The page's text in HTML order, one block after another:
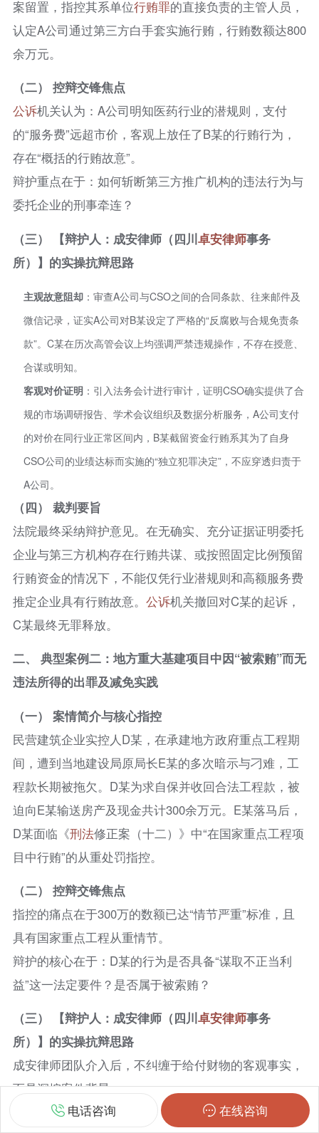
电话咨询 在线咨询
案留置，指控其系单位行贿罪的直接负责的主管人员，
认定A公司通过第三方白手套实施行贿，行贿数额达800
余万元。
（二） 控辩交锋焦点
公诉机关认为：A公司明知医药行业的潜规则，支付
的“服务费”远超市价，客观上放任了B某的行贿行为，
存在“概括的行贿故意”。
辩护重点在于：如何斩断第三方推广机构的违法行为与
委托企业的刑事牵连？
（三） 【辩护人：成安律师（四川卓安律师事务
所）】的实操抗辩思路
主观故意阻却：审查A公司与CSO之间的合同条款、往来邮件及
微信记录，证实A公司对B某设定了严格的“反腐败与合规免责条
款”。C某在历次高管会议上均强调严禁违规操作，不存在授意、
合谋或明知。
客观对价证明：引入法务会计进行审计，证明CSO确实提供了合
规的市场调研报告、学术会议组织及数据分析服务，A公司支付
的对价在同行业正常区间内，B某截留资金行贿系其为了自身
CSO公司的业绩达标而实施的“独立犯罪决定”，不应穿透归责于
A公司。
（四） 裁判要旨
法院最终采纳辩护意见。在无确实、充分证据证明委托
企业与第三方机构存在行贿共谋、或按照固定比例预留
行贿资金的情况下，不能仅凭行业潜规则和高额服务费
推定企业具有行贿故意。 公诉机关撤回对C某的起诉，
C某最终无罪释放。
二、 典型案例二：地方重大基建项目中因“被索贿”而无
违法所得的出罪及减免实践
（一） 案情简介与核心指控
民营建筑企业实控人D某，在承建地方政府重点工程期
间，遭到当地建设局原局长E某的多次暗示与刁难，工
程款长期被拖欠。D某为求自保并收回合法工程款，被
迫向E某输送房产及现金共计300余万元。E某落马后，
D某面临《刑法修正案（十二）》中“在国家重点工程项
目中行贿”的从重处罚指控。
（二） 控辩交锋焦点
指控的痛点在于300万的数额已达“情节严重”标准，且
具有国家重点工程从重情节。
辩护的核心在于：D某的行为是否具备“谋取不正当利
益”这一法定要件？是否属于被索贿？
（三） 【辩护人：成安律师（四川卓安律师事务
所）】的实操抗辩思路
成安律师团队介入后，不纠缠于给付财物的客观事实，
而是深挖案件背景：
调取招投标文件、验收合格报告及审计决算单，证明D某企业取